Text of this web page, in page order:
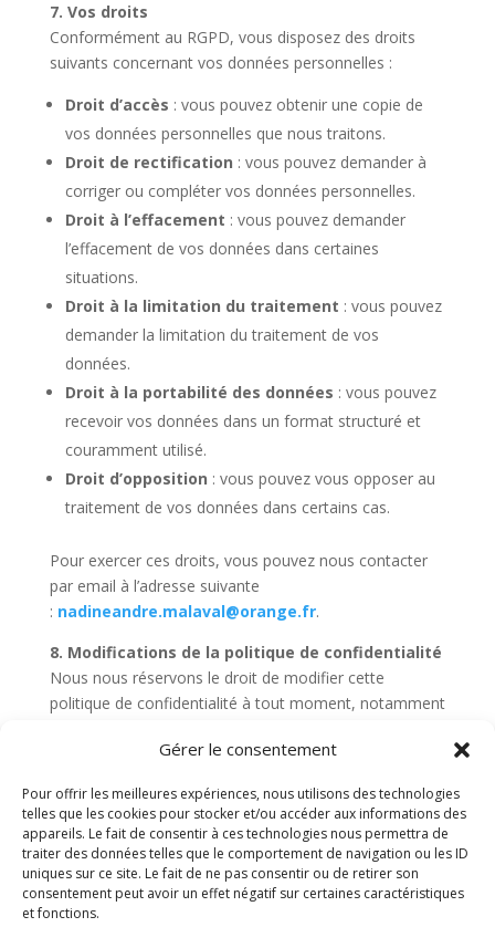
Gérer le consentement
Pour offrir les meilleures expériences, nous utilisons des technologies
telles que les cookies pour stocker et/ou accéder aux informations des
appareils. Le fait de consentir à ces technologies nous permettra de
traiter des données telles que le comportement de navigation ou les ID
uniques sur ce site. Le fait de ne pas consentir ou de retirer son
consentement peut avoir un effet négatif sur certaines caractéristiques
et fonctions.
7. Vos droits
Conformément au RGPD, vous disposez des droits
suivants concernant vos données personnelles :
Droit d’accès : vous pouvez obtenir une copie de
vos données personnelles que nous traitons.
Droit de rectification : vous pouvez demander à
corriger ou compléter vos données personnelles.
Droit à l’effacement : vous pouvez demander
l’effacement de vos données dans certaines
situations.
Droit à la limitation du traitement : vous pouvez
demander la limitation du traitement de vos
données.
Droit à la portabilité des données : vous pouvez
recevoir vos données dans un format structuré et
couramment utilisé.
Droit d’opposition : vous pouvez vous opposer au
traitement de vos données dans certains cas.
Pour exercer ces droits, vous pouvez nous contacter
par email à l’adresse suivante
: nadineandre.malaval@orange.fr.
8. Modifications de la politique de confidentialité
Nous nous réservons le droit de modifier cette
politique de confidentialité à tout moment, notamment
Toute modification sera publiée sur cette page et
9. Contact
Si vous avez des questions concernant cette politique
de confidentialité ou le traitement de vos données
personnelles, vous pouvez nous contacter à l’adresse
suivante :